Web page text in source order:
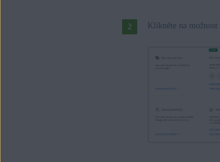
Klikněte na možnost